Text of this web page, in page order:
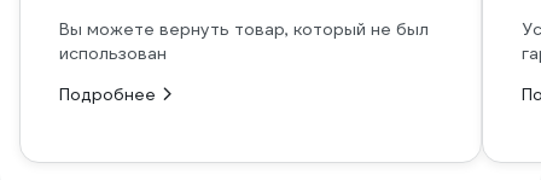
Вы можете вернуть товар, который не был
использован
Подробнее